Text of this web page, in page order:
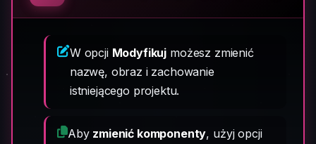
W opcji Modyfikuj możesz zmienić
nazwę, obraz i zachowanie
istniejącego projektu.
Aby zmienić komponenty, użyj opcji